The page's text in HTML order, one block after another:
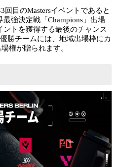
回目のMastersイベントであると
強決定戦「Champions」出場
トを獲得する最後のチャンス
勝チームには、地域出場枠にカ
権が贈られます。